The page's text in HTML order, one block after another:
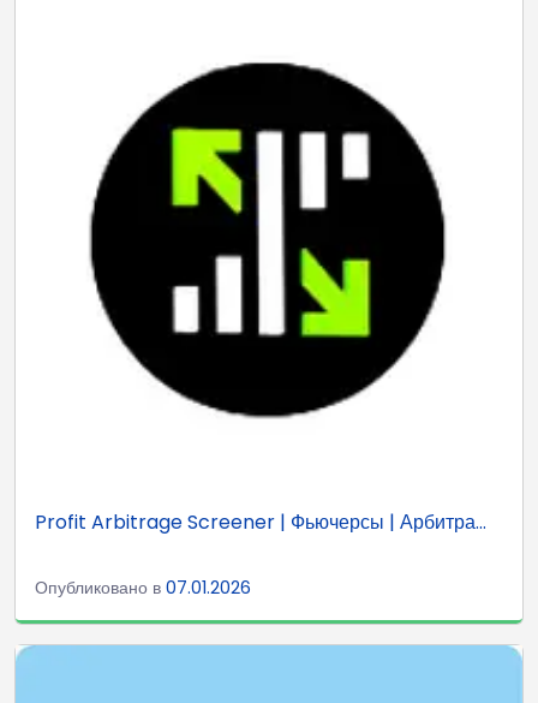
Profit Arbitrage Screener | Фьючерсы | Арбитра...
Опубликовано в 07.01.2026